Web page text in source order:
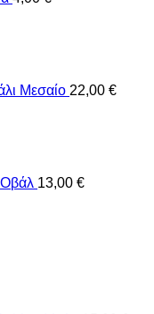
Μεσαίο 22,00 €
13,00 €